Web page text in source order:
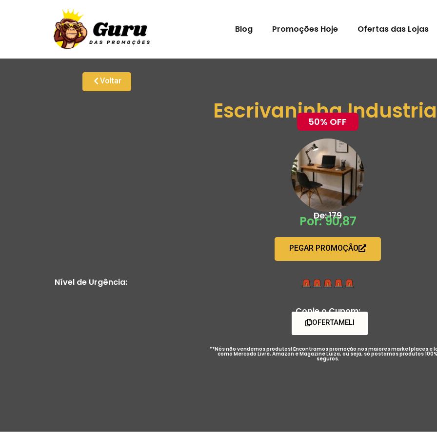
Blog Promoções Hoje Ofertas das Lojas
Voltar
Escrivaninha
50% OFF
De: 179
Por: 90,87
PEGAR PROMOÇÃO
Nível de Urgência:
Copie o Cupom:
OFERTAMELI
**Nós não vendemos produtos! Encontramos promoção nos maiores marketplaces e
como Mercado Livre, Amazon e Magazine Luiza, ou seja, só postamos produtos 100%
seguros.